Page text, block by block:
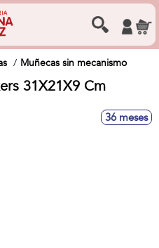
Muñecas sin mecanismo
31X21X9 Cm
36 meses